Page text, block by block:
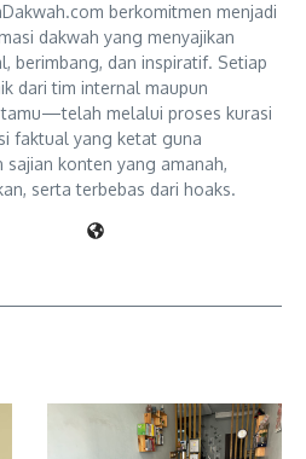
berkomitmen menjadi
dakwah yang menyajikan
berimbang, dan inspiratif. Setiap
dari tim internal maupun
melalui proses kurasi
faktual yang ketat guna
sajian konten yang amanah,
serta terbebas dari hoaks.